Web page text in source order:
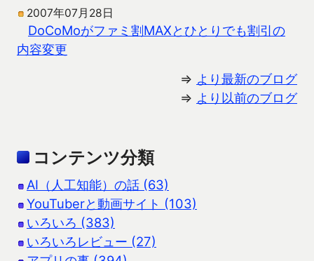
2007年07月28日
DoCoMoがファミ割MAXとひとりでも割引の
内容変更
⇒ より最新のブログ
⇒ より以前のブログ
コンテンツ分類
AI（人工知能）の話 (63)
YouTuberと動画サイト (103)
いろいろ (383)
いろいろレビュー (27)